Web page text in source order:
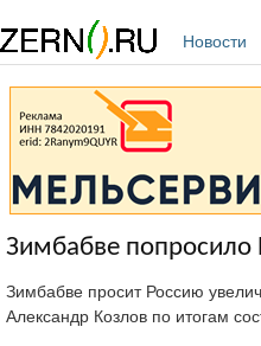
Новости
Зимбабве попросило
Зимбабве просит Россию
Александр Козлов по итогам